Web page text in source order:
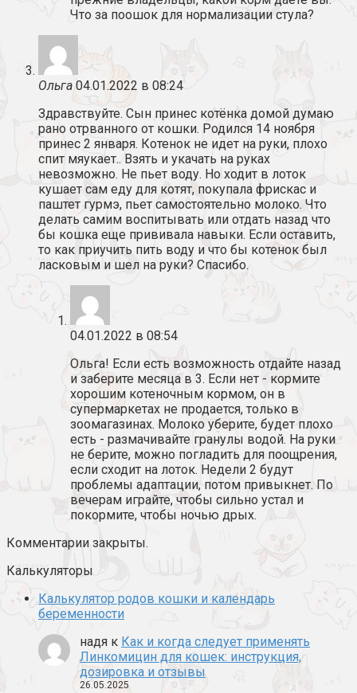
Что за поошок для нормализации стула?
Ольга 04.01.2022 в 08:24
Здравствуйте. Сын принес котёнка домой думаю
рано отрванного от кошки. Родился 14 ноября
принес 2 января. Котенок не идет на руки, плохо
спит мяукает.. Взять и укачать на руках
невозможно. Не пьет воду. Но ходит в лоток
кушает сам еду для котят, покупала фрискас и
паштет гурмэ, пьет самостоятельно молоко. Что
делать самим воспитывать или отдать назад что
бы кошка еще прививала навыки. Если оставить,
то как приучить пить воду и что бы котенок был
ласковым и шел на руки? Спасибо.
04.01.2022 в 08:54
Ольга! Если есть возможность отдайте назад
и заберите месяца в 3. Если нет - кормите
хорошим котеночным кормом, он в
супермаркетах не продается, только в
зоомагазинах. Молоко уберите, будет плохо
есть - размачивайте гранулы водой. На руки
не берите, можно погладить для поощрения,
если сходит на лоток. Недели 2 будут
проблемы адаптации, потом привыкнет. По
вечерам играйте, чтобы сильно устал и
покормите, чтобы ночью дрых.
Комментарии закрыты.
Калькуляторы
Калькулятор родов кошки и календарь
беременности
надя к Как и когда следует применять
Линкомицин для кошек: инструкция,
дозировка и отзывы
26.05.2025